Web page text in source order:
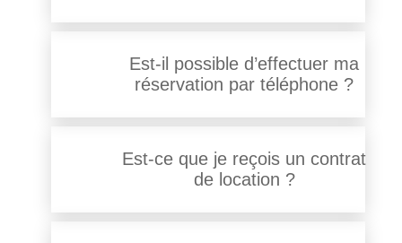
Est-il possible d’effectuer ma
réservation par téléphone ?
Est-ce que je reçois un contrat
de location ?